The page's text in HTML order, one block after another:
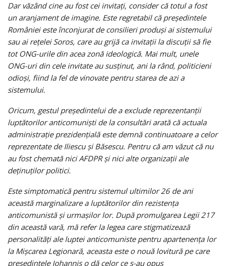
Dar văzând cine au fost cei invitaţi, consider că totul a fost
un aranjament de imagine. Este regretabil că preşedintele
României este înconjurat de consilieri produşi ai sistemului
sau ai reţelei Soros, care au grijă ca invitaţii la discuţii să fie
tot ONG-urile din acea zonă ideologică. Mai mult, unele
ONG-uri din cele invitate au susţinut, ani la rând, politicieni
odioşi, fiind la fel de vinovate pentru starea de azi a
sistemului.
Oricum, gestul preşedintelui de a exclude reprezentanţii
luptătorilor anticomunişti de la consultări arată că actuala
administraţie prezidenţială este demnă continuatoare a celor
reprezentate de Iliescu şi Băsescu. Pentru că am văzut că nu
au fost chemată nici AFDPR şi nici alte organizaţii ale
deţinuţilor politici.
Este simptomatică pentru sistemul ultimilor 26 de ani
această marginalizare a luptătorilor din rezistenţa
anticomunistă şi urmaşilor lor. După promulgarea Legii 217
din această vară, mă refer la legea care stigmatizează
personalităţi ale luptei anticomuniste pentru apartenenţa lor
la Mişcarea Legionară, aceasta este o nouă lovitură pe care
preşedintele Iohannis o dă celor ce s-au opus